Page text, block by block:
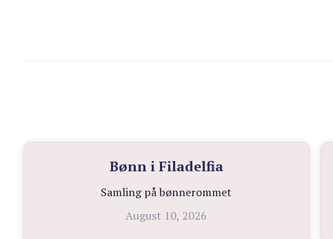
Bønn i Filadelfia
Samling på bønnerommet
August 10, 2026